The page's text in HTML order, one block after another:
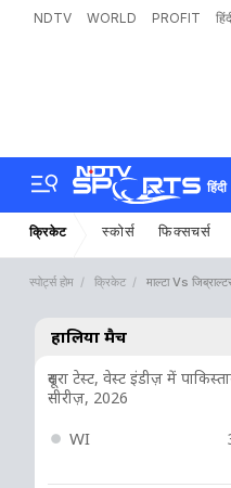
NDTV WORLD PROFIT
हिंदी
क्रिकेट स्कोर्स फिक्सचर्स
स्पोर्ट्स होम क्रिकेट माल्टा Vs
हालिया मैच
दूसरा टेस्ट, वेस्ट इंडीज़ में
सीरीज़, 2026
WI